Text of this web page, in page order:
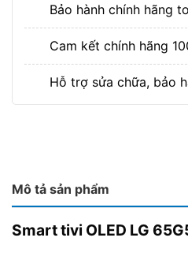
Bảo hành chính hãng
Cam kết chính hãng
Hỗ trợ sửa chữa, bảo
Mô tả sản phẩm
Smart tivi OLED LG